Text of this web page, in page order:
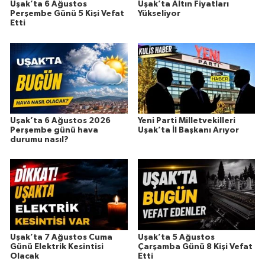
Uşak’ta 6 Ağustos
Perşembe Günü 5 Kişi Vefat
Etti
Uşak’ta Altın Fiyatları
Yükseliyor
Uşak’ta 6 Ağustos 2026
Perşembe günü hava
durumu nasıl?
Yeni Parti Milletvekilleri
Uşak’ta İl Başkanı Arıyor
Uşak’ta 7 Ağustos Cuma
Günü Elektrik Kesintisi
Olacak
Uşak’ta 5 Ağustos
Çarşamba Günü 8 Kişi Vefat
Etti